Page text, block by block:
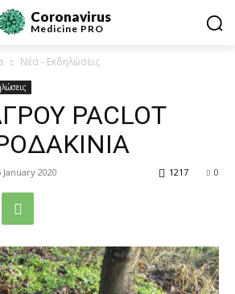
Coronavirus
Medicine PRO
Νέα - Εκδηλώσεις
PACLOT
January 2020 0
1217